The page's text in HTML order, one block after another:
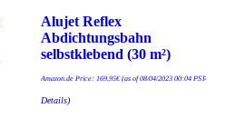
Alujet Reflex
Abdichtungsbahn
selbstklebend (30 m²)
Amazon.de Price: 169,95€(as of 08/04/2023 00:04 PST-
Details)